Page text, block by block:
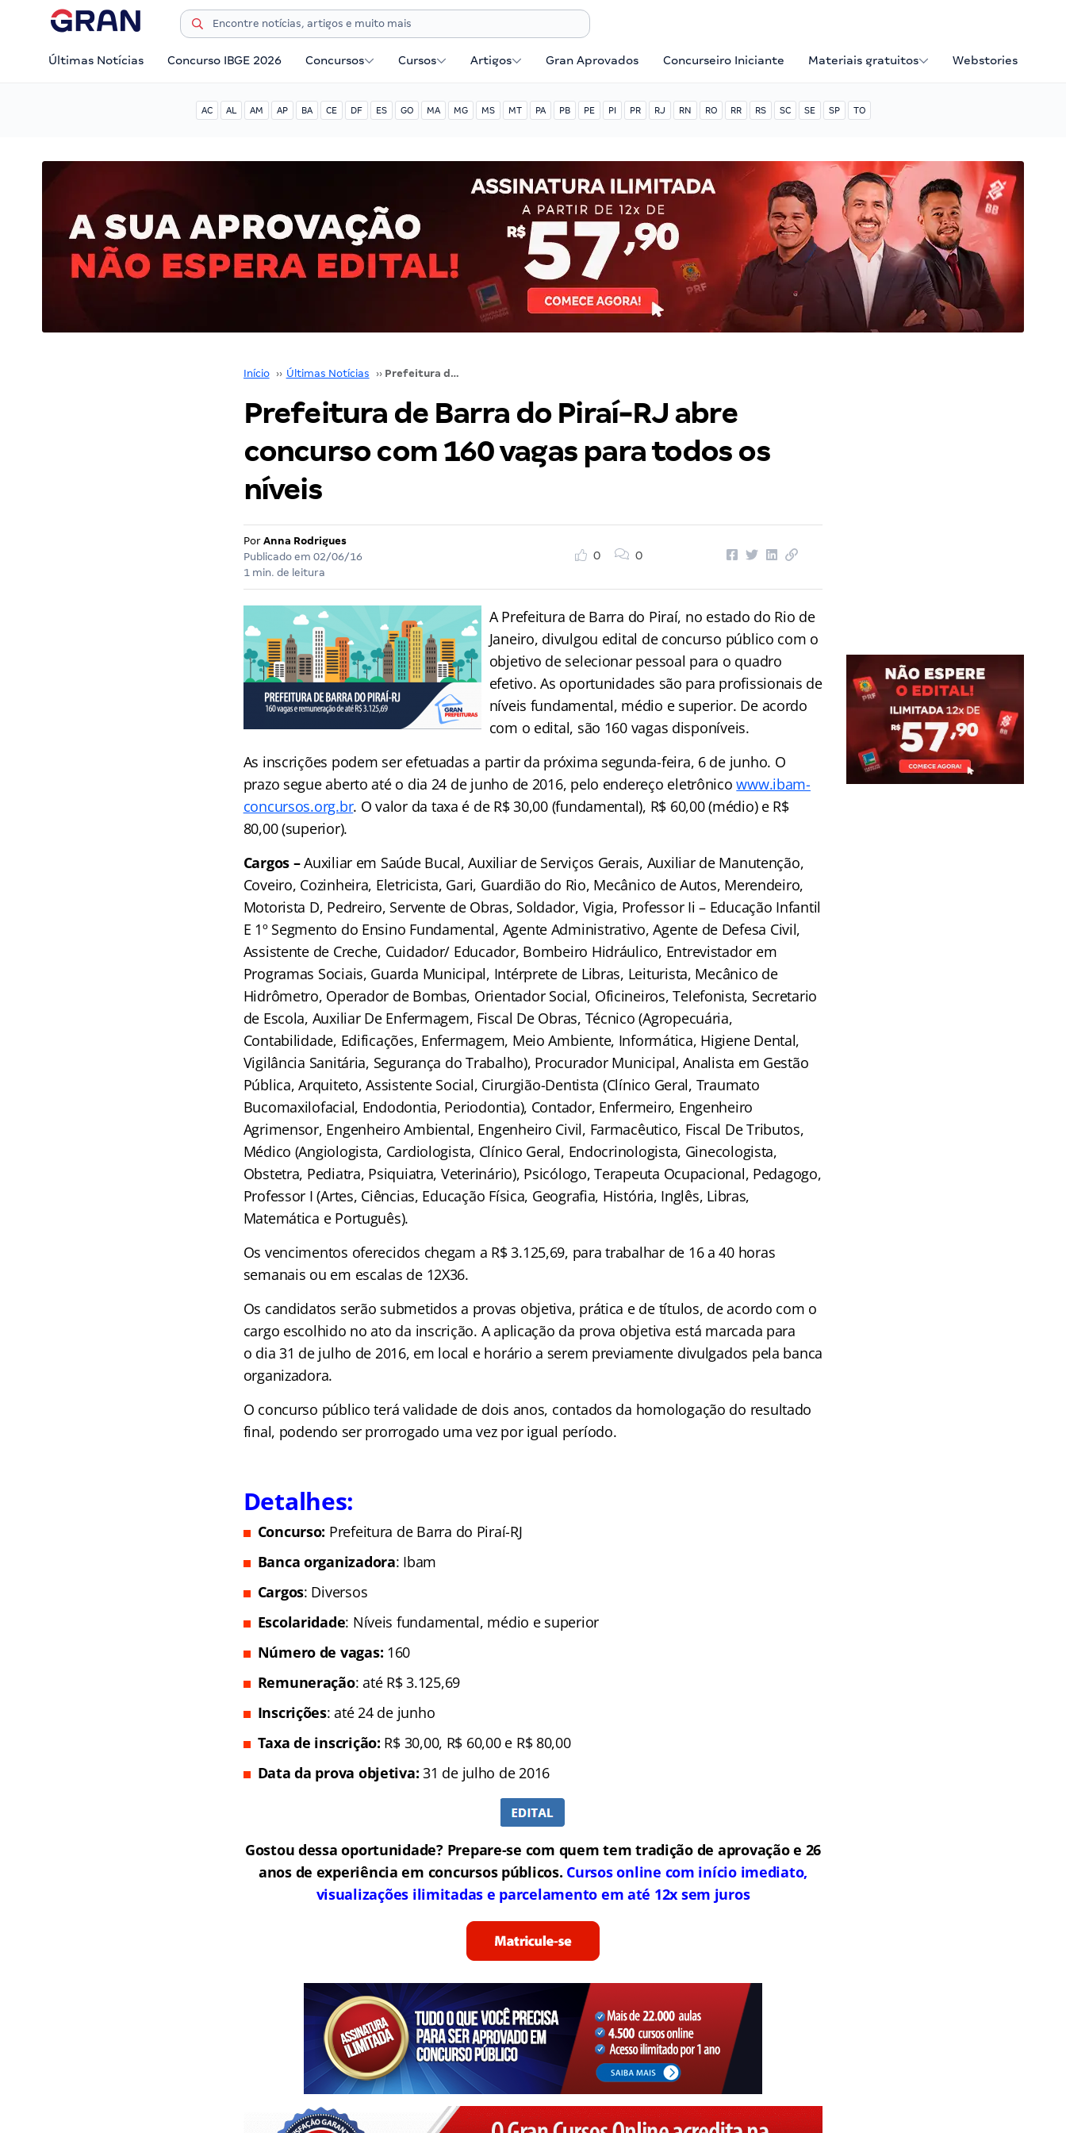
Últimas Notícias Concurso IBGE 2026 Concursos Cursos Artigos Gran Aprovados Concurseiro Iniciante Materiais gratuitos Webstories
AC AL AM AP BA CE DF ES GO MA MG MS MT PA PB PE PI PR RJ RN RO RR RS SC SE SP TO
Início ›› Últimas Notícias ›› Prefeitura de Barra do Piraí-RJ abre concurso com 160 vagas para todos os níveis
Prefeitura de Barra do Piraí-RJ abre
concurso com 160 vagas para todos os
níveis
Por Anna Rodrigues
Publicado em 02/06/16
1 min. de leitura
0 0
A Prefeitura de Barra do Piraí, no estado do Rio de
Janeiro, divulgou edital de concurso público com o
objetivo de selecionar pessoal para o quadro
efetivo. As oportunidades são para profissionais de
níveis fundamental, médio e superior. De acordo
com o edital, são 160 vagas disponíveis.
As inscrições podem ser efetuadas a partir da próxima segunda-feira, 6 de junho. O
prazo segue aberto até o dia 24 de junho de 2016, pelo endereço eletrônicowww.ibam-
concursos.org.br. O valor da taxa é de R$ 30,00 (fundamental), R$ 60,00 (médio) e R$
80,00 (superior).
Cargos –Auxiliar em Saúde Bucal, Auxiliar de Serviços Gerais, Auxiliar de Manutenção,
Coveiro, Cozinheira, Eletricista, Gari, Guardião do Rio, Mecânico de Autos, Merendeiro,
Motorista D, Pedreiro, Servente de Obras, Soldador, Vigia, Professor Ii – Educação Infantil
E 1º Segmento do Ensino Fundamental, Agente Administrativo, Agente de Defesa Civil,
Assistente de Creche, Cuidador/ Educador, Bombeiro Hidráulico, Entrevistador em
Programas Sociais, Guarda Municipal, Intérprete de Libras, Leiturista, Mecânico de
Hidrômetro, Operador de Bombas, Orientador Social, Oficineiros, Telefonista, Secretario
de Escola, Auxiliar De Enfermagem, Fiscal De Obras, Técnico (Agropecuária,
Contabilidade, Edificações, Enfermagem, Meio Ambiente, Informática, Higiene Dental,
Vigilância Sanitária, Segurança do Trabalho), Procurador Municipal, Analista em Gestão
Pública, Arquiteto, Assistente Social, Cirurgião-Dentista (Clínico Geral, Traumato
Bucomaxilofacial, Endodontia, Periodontia), Contador, Enfermeiro, Engenheiro
Agrimensor, Engenheiro Ambiental, Engenheiro Civil, Farmacêutico, Fiscal De Tributos,
Médico (Angiologista, Cardiologista, Clínico Geral, Endocrinologista, Ginecologista,
Obstetra, Pediatra, Psiquiatra, Veterinário), Psicólogo, Terapeuta Ocupacional, Pedagogo,
Professor I (Artes, Ciências, Educação Física, Geografia, História, Inglês, Libras,
Matemática e Português).
Os vencimentos oferecidos chegam a R$ 3.125,69, para trabalhar de 16 a 40 horas
semanais ou em escalas de 12X36.
Os candidatos serão submetidos a provas objetiva, prática e de títulos, de acordo com o
cargo escolhido no ato da inscrição. A aplicação da prova objetiva está marcada para
o dia 31 de julho de 2016, em local e horário a serem previamente divulgados pela banca
organizadora.
O concurso público terá validade de dois anos, contados da homologação do resultado
final, podendo ser prorrogado uma vez por igual período.
Detalhes:
Concurso: Prefeitura de Barra do Piraí-RJ
Banca organizadora: Ibam
Cargos: Diversos
Escolaridade: Níveis fundamental, médio e superior
Número de vagas: 160
Remuneração: até R$ 3.125,69
Inscrições: até 24 de junho
Taxa de inscrição: R$ 30,00, R$ 60,00 e R$ 80,00
Data da prova objetiva:31 de julho de 2016
Gostou dessa oportunidade? Prepare-se com quem tem tradição de aprovação e 26
anos de experiência em concursos públicos. Cursos online com início imediato,
visualizações ilimitadas e parcelamento em até 12x sem juros